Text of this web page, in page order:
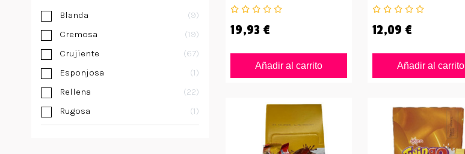
Blanda
9
Cremosa
19
Crujiente
67
Esponjosa
1
Rellena
22
Rugosa
1
19,93 €
Añadir al carrito
12,09 €
Añadir al carrito